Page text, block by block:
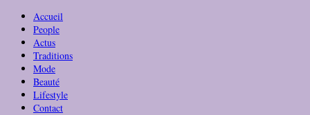
Accueil
People
Actus
Traditions
Mode
Beauté
Lifestyle
Contact